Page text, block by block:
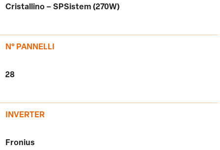
Cristallino – SPSistem (270W)
N° PANNELLI
28
INVERTER
Fronius